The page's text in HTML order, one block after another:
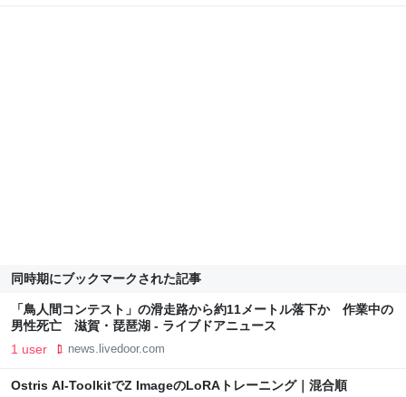
同時期にブックマークされた記事
「鳥人間コンテスト」の滑走路から約11メートル落下か 作業中の
男性死亡 滋賀・琵琶湖 - ライブドアニュース
1 user news.livedoor.com
Ostris AI-ToolkitでZ ImageのLoRAトレーニング｜混合順